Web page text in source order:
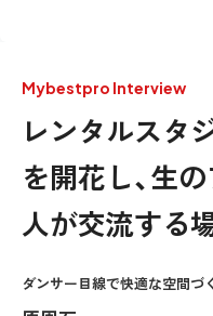
Mybestpro Interview
レンタルスタ
を開花し、生
人が交流する
ダンサー目線で快適な空間づ